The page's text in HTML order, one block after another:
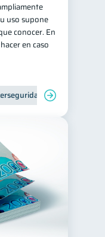
uso supone
conocer. En
en caso